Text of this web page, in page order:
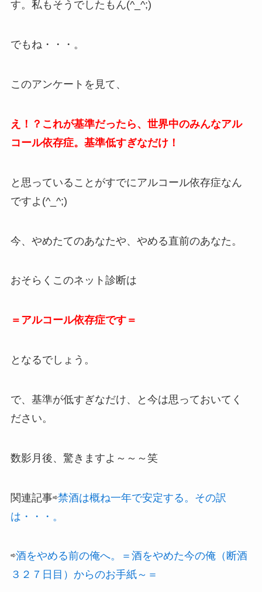
す。私もそうでしたもん(^_^;)
でもね・・・。
このアンケートを見て、
え！？これが基準だったら、世界中のみんなアル
コール依存症。基準低すぎなだけ！
と思っていることがすでにアルコール依存症なん
ですよ(^_^;)
今、やめたてのあなたや、やめる直前のあなた。
おそらくこのネット診断は
＝アルコール依存症です＝
となるでしょう。
で、基準が低すぎなだけ、と今は思っておいてく
ださい。
数影月後、驚きますよ～～～笑
関連記事⇨禁酒は概ね一年で安定する。その訳
は・・・。
⇨酒をやめる前の俺へ。＝酒をやめた今の俺（断酒
３２７日目）からのお手紙～＝